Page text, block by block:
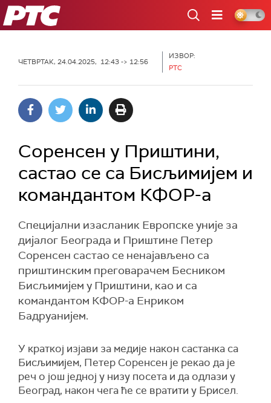
РТС
ЧЕТВРТАК, 24.04.2025, 12:43 -> 12:56
ИЗВОР:
РТС
Соренсен у Приштини,
састао се са Бисљимијем и
командантом КФОР-а
Специјални изасланик Европске уније за
дијалог Београда и Приштине Петер
Соренсен састао се ненајављено са
приштинским преговарачем Бесником
Бисљимијем у Приштини, као и са
командантом КФОР-а Енриком
Бадруанијем.
У краткој изјави за медије након састанка са
Бисљимијем, Петер Соренсен је рекао да је
реч о још једној у низу посета и да одлази у
Београд, након чега ће се вратити у Брисел.